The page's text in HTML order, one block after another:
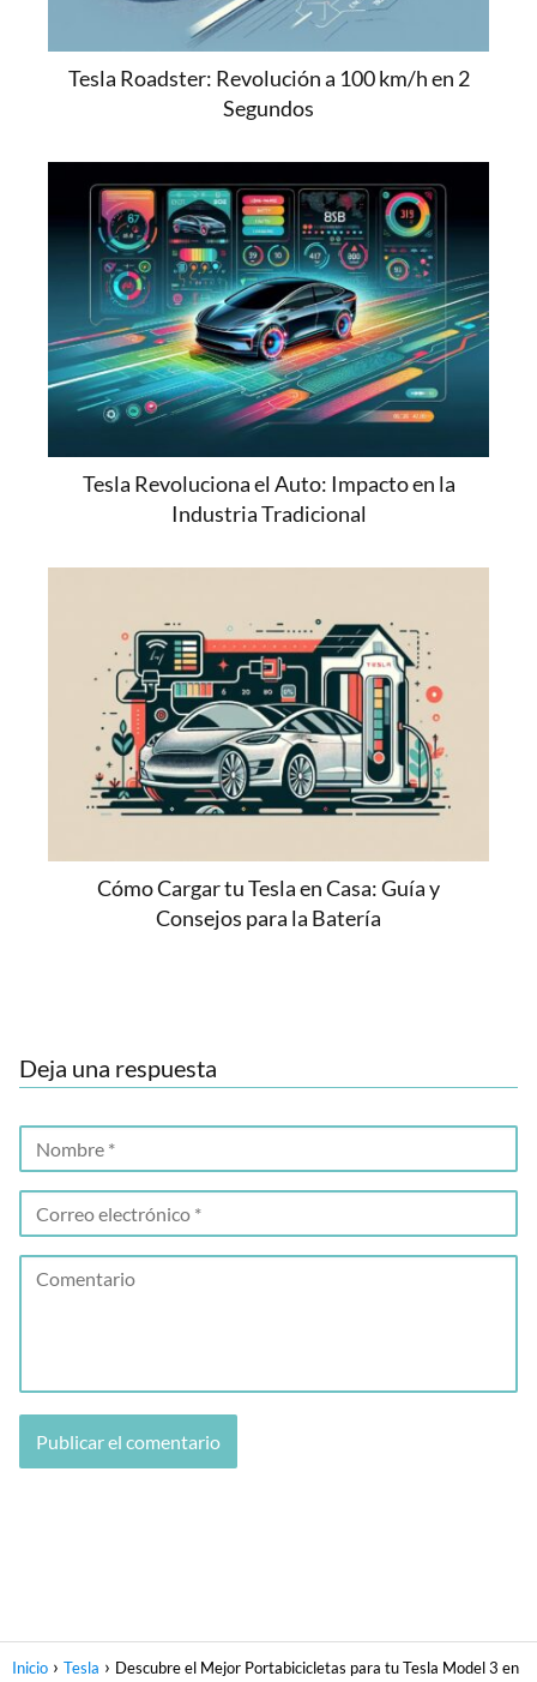
Tesla Roadster: Revolución a 100 km/h en 2
Segundos
Tesla Revoluciona el Auto: Impacto en la
Industria Tradicional
Cómo Cargar tu Tesla en Casa: Guía y
Consejos para la Batería
Deja una respuesta
Inicio Tesla
Descubre el Mejor Portabicicletas para tu Tesla Model 3 en